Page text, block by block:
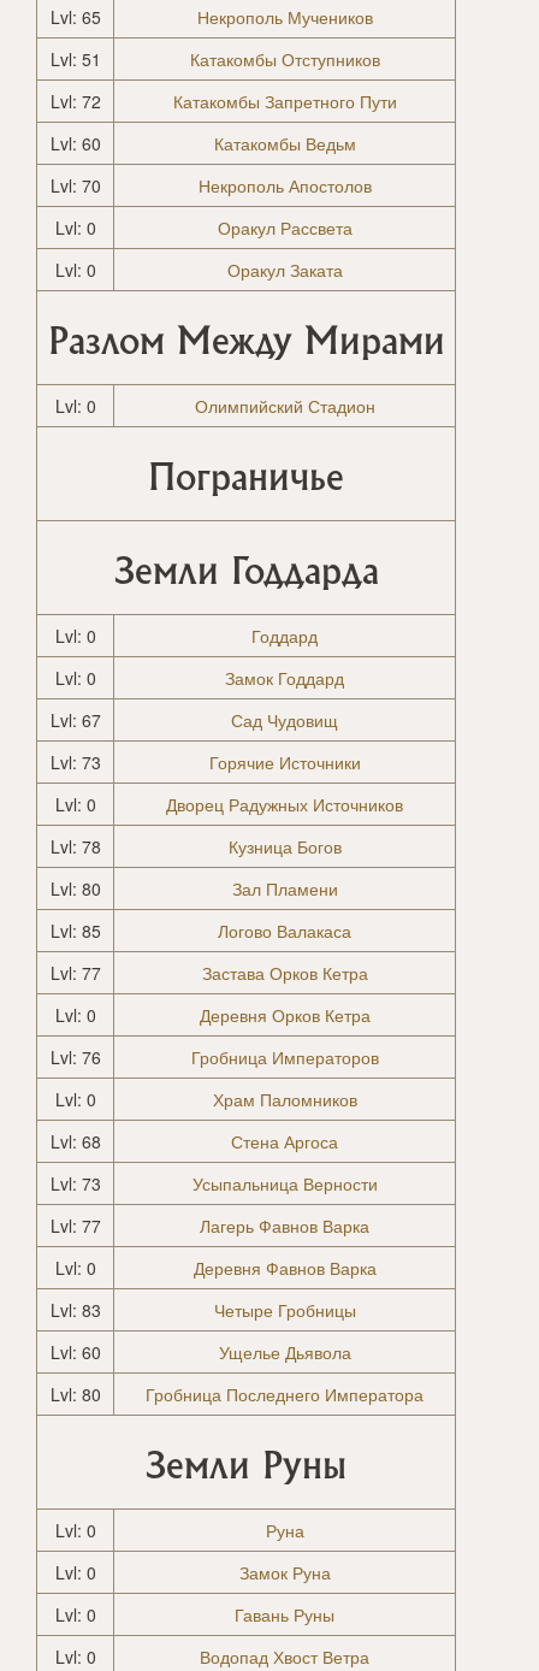
Lvl: 65
Некрополь Мучеников
Lvl: 51
Катакомбы Отступников
Lvl: 72
Катакомбы Запретного Пути
Lvl: 60
Катакомбы Ведьм
Lvl: 70
Некрополь Апостолов
Lvl: 0
Оракул Рассвета
Lvl: 0
Оракул Заката
Разлом Между Мирами
Lvl: 0 Олимпийский Стадион
Пограничье
Земли Годдарда
Lvl: 0
Годдард
Lvl: 0
Замок Годдард
Lvl: 67
Сад Чудовищ
Lvl: 73
Горячие Источники
Lvl: 0
Дворец Радужных Источников
Lvl: 78
Кузница Богов
Lvl: 80
Зал Пламени
Lvl: 85
Логово Валакаса
Lvl: 77
Застава Орков Кетра
Lvl: 0
Деревня Орков Кетра
Lvl: 76
Гробница Императоров
Lvl: 0
Храм Паломников
Lvl: 68
Стена Аргоса
Lvl: 73
Усыпальница Верности
Lvl: 77
Лагерь Фавнов Варка
Lvl: 0
Деревня Фавнов Варка
Lvl: 83
Четыре Гробницы
Lvl: 60
Ущелье Дьявола
Lvl: 80
Гробница Последнего Императора
Земли Руны
Lvl: 0
Руна
Lvl: 0
Замок Руна
Lvl: 0
Гавань Руны
Lvl: 0
Водопад Хвост Ветра